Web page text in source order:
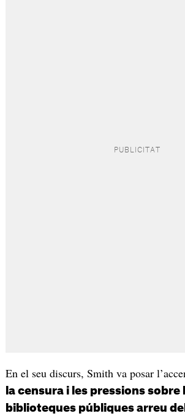
En el seu discurs, Smith va posar
la censura i les pressions sobre
biblioteques públiques arreu